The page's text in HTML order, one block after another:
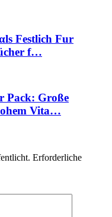
Festlich Fur
f…
Pack: Große
Vita…
Erforderliche